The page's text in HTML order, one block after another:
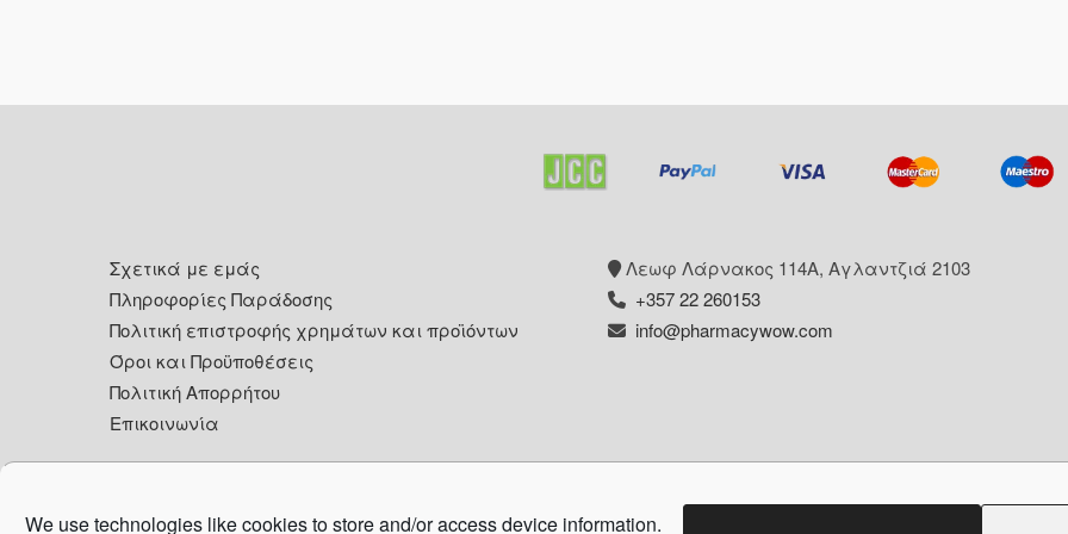
We use technologies like cookies to store and/or access device information.
FooterΣχετικά με εμάς
Πληροφορίες Παράδοσης
Πολιτική επιστροφής χρημάτων και προϊόντων
Όροι και Προϋποθέσεις
Πολιτική Απορρήτου
Επικοινωνία
Λεωφ Λάρνακος 114Α, Αγλαντζιά 2103
+357 22 260153
info@pharmacywow.com
Copyright © 2026 - Pharmacy wow by Arietta Zanni